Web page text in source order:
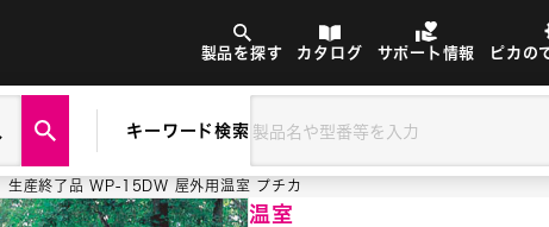
製品を探す カタログ サポート情報 ピカの
キーワード検索
生産終了品 WP-15DW 屋外用温室 プチカ
温室